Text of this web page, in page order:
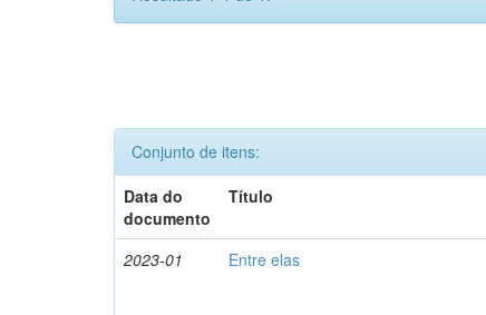
Conjunto de itens:
Data do
documento
Título
2023-01 Entre elas